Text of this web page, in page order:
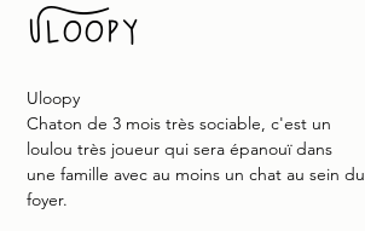
Uloopy
Uloopy
Chaton de 3 mois très sociable, c'est un
loulou très joueur qui sera épanouï dans
une famille avec au moins un chat au sein du
foyer.